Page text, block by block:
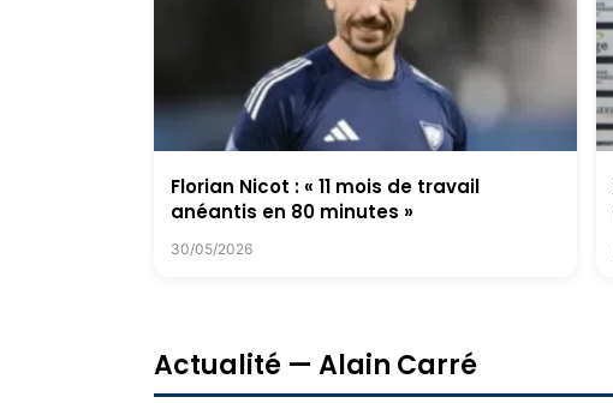
Florian Nicot : « 11 mois de travail
anéantis en 80 minutes »
30/05/2026
Actualité — Alain Carré